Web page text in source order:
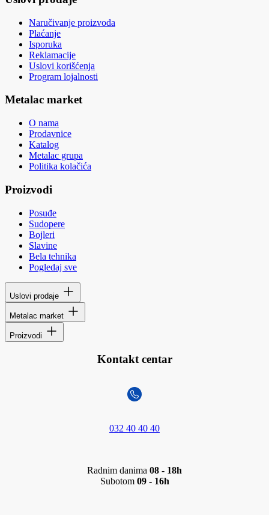
Naručivanje proizvoda
Plaćanje
Isporuka
Reklamacije
Uslovi korišćenja
Program lojalnosti
Metalac market
O nama
Prodavnice
Katalog
Metalac grupa
Politika kolačića
Proizvodi
Posuđe
Sudopere
Bojleri
Slavine
Bela tehnika
Pogledaj sve
Uslovi prodaje
Metalac market
Proizvodi
Kontakt centar
032 40 40 40
Radnim danima 08 - 18h
Subotom 09 - 16h